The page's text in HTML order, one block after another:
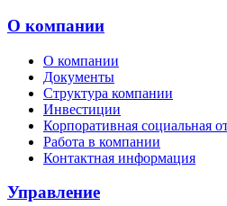
О компании
О компании
Документы
Структура компании
Инвестиции
Корпоративная социальная
Работа в компании
Контактная информация
Управление